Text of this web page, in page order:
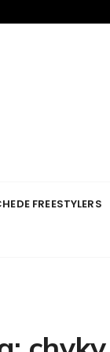
FREESTYLERS